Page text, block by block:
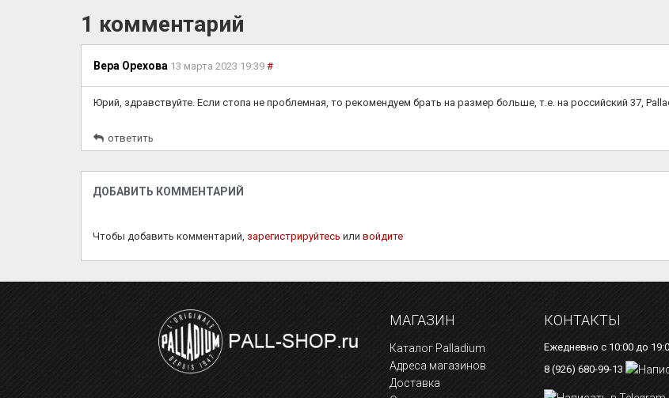
1 комментарий
Вера Орехова 13 марта 2023 19:39 #
Юрий, здравствуйте. Если стопа не проблемная, то рекомендуем брать на размер больше, т.е. на российский 37,
ответить
ДОБАВИТЬ КОММЕНТАРИЙ
Чтобы добавить комментарий, зарегистрируйтесь или войдите
МАГАЗИН
Каталог Palladium
Адреса магазинов
Доставка
КОНТАКТЫ
Ежедневно с 10:00 до
8 (926) 680-99-13